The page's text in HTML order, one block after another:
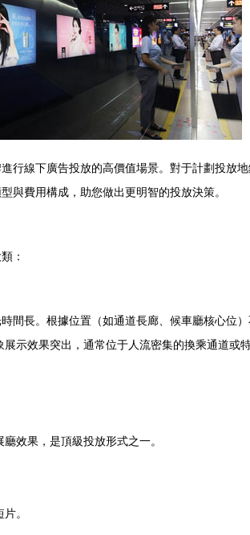
行線下廣告投放的高價值場景。對于計劃投放
與費用構成，助您做出更明智的投放決策。
：
間長。根據位置（如通道長廊、候車廳核心位）
示效果突出，通常位于人流密集的換乘通道或特
效果，是頂級投放形式之一。
。